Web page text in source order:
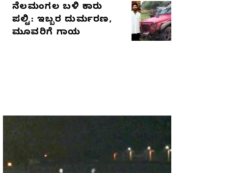
ನೆಲಮಂಗಲ ಬಳಿ ಕಾರು
ಪಲ್ಟಿ: ಇಬ್ಬರ ದುರ್ಮರಣ,
ಮೂವರಿಗೆ ಗಾಯ